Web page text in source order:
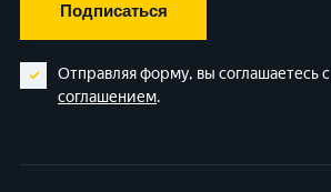
Подписаться
Отправляя форму, вы соглашаетесь с
соглашением.